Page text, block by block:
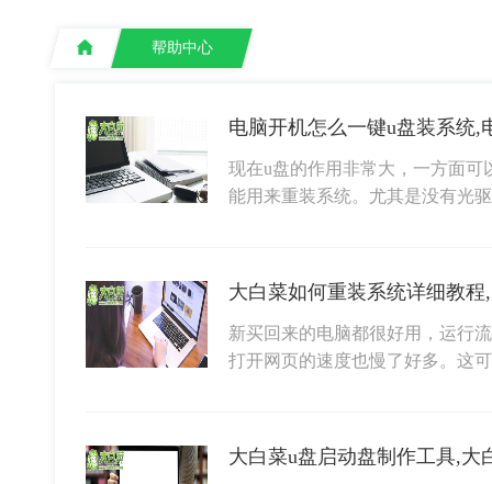
帮助中心
现在u盘的作用非常大，一方面
能用来重装系统。尤其是没有光
大白菜如何重装系统详细教
新买回来的电脑都很好用，运行
打开网页的速度也慢了好多。这
大白菜u盘启动盘制作工具,大